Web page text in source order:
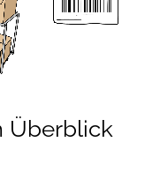
Überblick